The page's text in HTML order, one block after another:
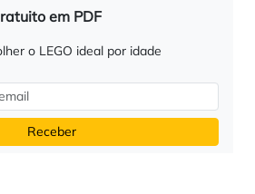
em PDF
o LEGO ideal por idade
Receber